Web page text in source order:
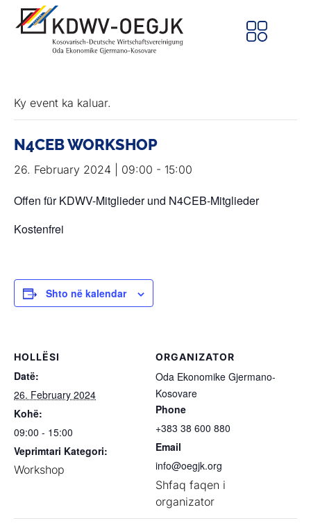
Ky event ka kaluar.
N4CEB WORKSHOP
26. February 2024 | 09:00 - 15:00
Offen für KDWV-Mitglieder und N4CEB-Mitglieder
Kostenfrei
Shto në kalendar
HOLLËSI
Datë:
26. February 2024
Kohë:
09:00 - 15:00
Veprimtari Kategori:
Workshop
ORGANIZATOR
Oda Ekonomike Gjermano-
Kosovare
Phone
+383 38 600 880
Email
info@oegjk.org
Shfaq faqen i
organizator